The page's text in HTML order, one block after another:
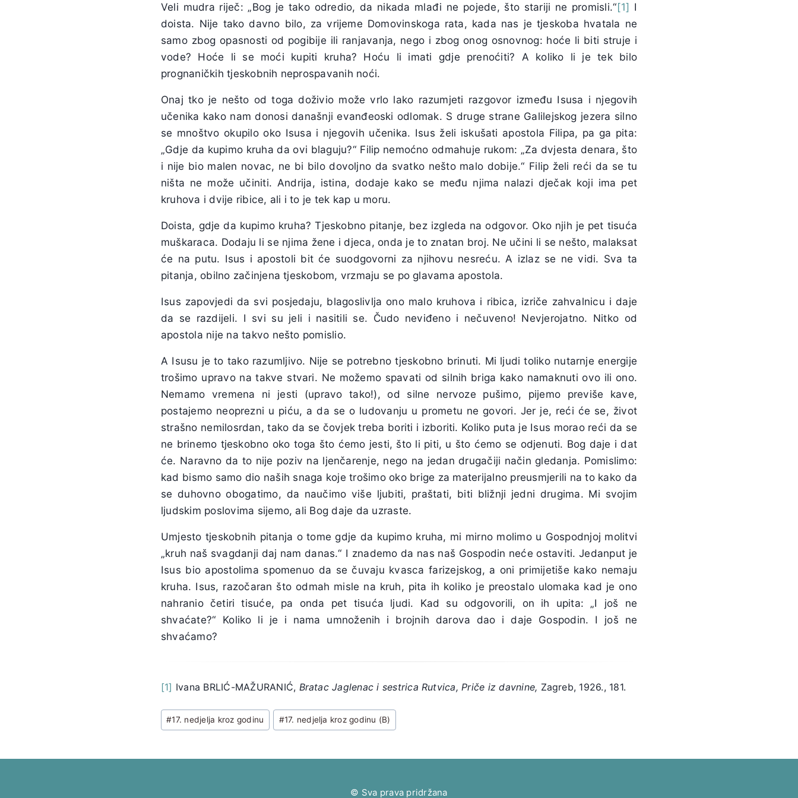
Veli mudra riječ: „Bog je tako odredio, da nikada mlađi ne pojede, što stariji ne promisli.“[1] I
doista. Nije tako davno bilo, za vrijeme Domovinskoga rata, kada nas je tjeskoba hvatala ne
samo zbog opasnosti od pogibije ili ranjavanja, nego i zbog onog osnovnog: hoće li biti struje i
vode? Hoće li se moći kupiti kruha? Hoću li imati gdje prenoćiti? A koliko li je tek bilo
prognaničkih tjeskobnih neprospavanih noći.
Onaj tko je nešto od toga doživio može vrlo lako razumjeti razgovor između Isusa i njegovih
učenika kako nam donosi današnji evanđeoski odlomak. S druge strane Galilejskog jezera silno
se mnoštvo okupilo oko Isusa i njegovih učenika. Isus želi iskušati apostola Filipa, pa ga pita:
„Gdje da kupimo kruha da ovi blaguju?“ Filip nemoćno odmahuje rukom: „Za dvjesta denara, što
i nije bio malen novac, ne bi bilo dovoljno da svatko nešto malo dobije.“ Filip želi reći da se tu
ništa ne može učiniti. Andrija, istina, dodaje kako se među njima nalazi dječak koji ima pet
kruhova i dvije ribice, ali i to je tek kap u moru.
Doista, gdje da kupimo kruha? Tjeskobno pitanje, bez izgleda na odgovor. Oko njih je pet tisuća
muškaraca. Dodaju li se njima žene i djeca, onda je to znatan broj. Ne učini li se nešto, malaksat
će na putu. Isus i apostoli bit će suodgovorni za njihovu nesreću. A izlaz se ne vidi. Sva ta
pitanja, obilno začinjena tjeskobom, vrzmaju se po glavama apostola.
Isus zapovjedi da svi posjedaju, blagoslivlja ono malo kruhova i ribica, izriče zahvalnicu i daje
da se razdijeli. I svi su jeli i nasitili se. Čudo neviđeno i nečuveno! Nevjerojatno. Nitko od
apostola nije na takvo nešto pomislio.
A Isusu je to tako razumljivo. Nije se potrebno tjeskobno brinuti. Mi ljudi toliko nutarnje energije
trošimo upravo na takve stvari. Ne možemo spavati od silnih briga kako namaknuti ovo ili ono.
Nemamo vremena ni jesti (upravo tako!), od silne nervoze pušimo, pijemo previše kave,
postajemo neoprezni u piću, a da se o ludovanju u prometu ne govori. Jer je, reći će se, život
strašno nemilosrdan, tako da se čovjek treba boriti i izboriti. Koliko puta je Isus morao reći da se
ne brinemo tjeskobno oko toga što ćemo jesti, što li piti, u što ćemo se odjenuti. Bog daje i dat
će. Naravno da to nije poziv na ljenčarenje, nego na jedan drugačiji način gledanja. Pomislimo:
kad bismo samo dio naših snaga koje trošimo oko brige za materijalno preusmjerili na to kako da
se duhovno obogatimo, da naučimo više ljubiti, praštati, biti bližnji jedni drugima. Mi svojim
ljudskim poslovima sijemo, ali Bog daje da uzraste.
Umjesto tjeskobnih pitanja o tome gdje da kupimo kruha, mi mirno molimo u Gospodnjoj molitvi
„kruh naš svagdanji daj nam danas.“ I znademo da nas naš Gospodin neće ostaviti. Jedanput je
Isus bio apostolima spomenuo da se čuvaju kvasca farizejskog, a oni primijetiše kako nemaju
kruha. Isus, razočaran što odmah misle na kruh, pita ih koliko je preostalo ulomaka kad je ono
nahranio četiri tisuće, pa onda pet tisuća ljudi. Kad su odgovorili, on ih upita: „I još ne
shvaćate?“ Koliko li je i nama umnoženih i brojnih darova dao i daje Gospodin. I još ne
shvaćamo?
[1] Ivana BRLIĆ-MAŽURANIĆ, Bratac Jaglenac i sestrica Rutvica, Priče iz davnine, Zagreb, 1926., 181.
Post
Tags:
#17. nedjelja kroz godinu #17. nedjelja kroz godinu (B)
© Sva prava pridržana